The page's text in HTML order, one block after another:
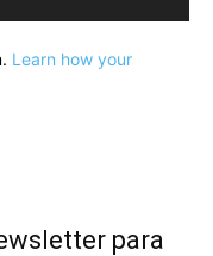
Learn how your
para